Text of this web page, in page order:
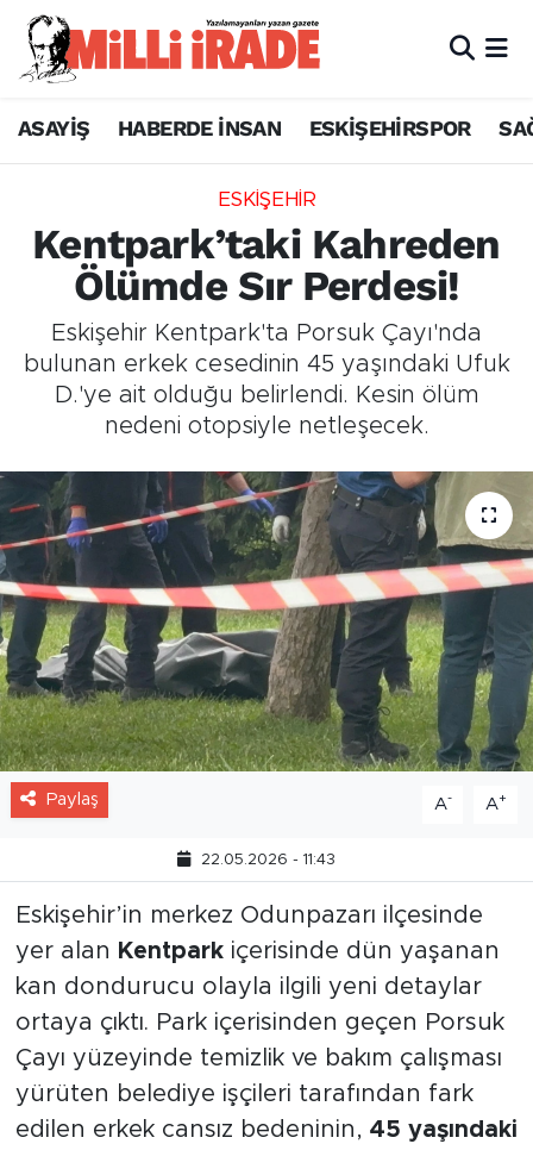
ASAYİŞ HABERDE İNSAN ESKİŞEHİRSPOR
ESKİŞEHİR
Kentpark’taki Kahreden
Ölümde Sır Perdesi!
Eskişehir Kentpark'ta Porsuk Çayı'nda
bulunan erkek cesedinin 45 yaşındaki Ufuk
D.'ye ait olduğu belirlendi. Kesin ölüm
nedeni otopsiyle netleşecek.
Paylaş A- A+
22.05.2026 - 11:43
Eskişehir’in merkez Odunpazarı ilçesinde
yer alan Kentparkiçerisinde dün yaşanan
kan dondurucu olayla ilgili yeni detaylar
ortaya çıktı. Park içerisinden geçen Porsuk
Çayı yüzeyinde temizlik ve bakım çalışması
yürüten belediye işçileri tarafından fark
edilen erkek cansız bedeninin, 45 yaşındaki